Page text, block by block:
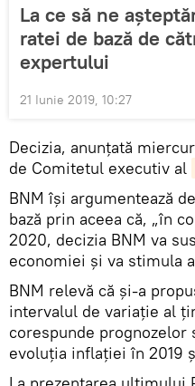
La ce să ne
ratei de bază de
expertului
21 Iunie 2019, 10:27
Decizia, anunțată
de Comitetul executiv al
BNM își argumentează
bază prin aceea că, „în
2020, decizia BNM va
economiei și va stimula
BNM relevă că și-a
intervalul de variație al
corespunde
evoluția inflației în 2019